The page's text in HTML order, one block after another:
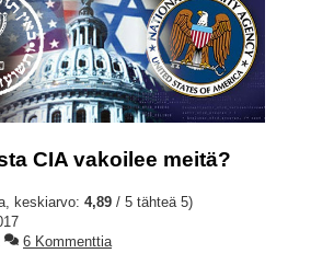
CIA vakoilee meitä?
keskiarvo: 4,89 / 5 tähteä 5)
6 Kommenttia